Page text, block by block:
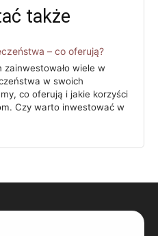
także
– co oferują?
wiele w
w swoich
co oferują i jakie korzyści
Czy warto inwestować w